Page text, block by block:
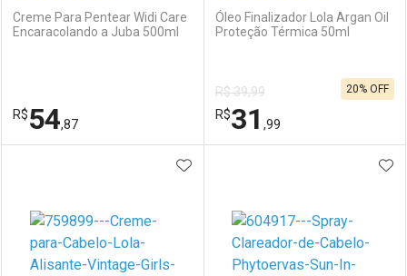
Comprar sem Desconto
Por R$ 27,43/cada
Por R$ 27,43/cada
Comprar sem Desconto
Por R$ 28,99/cada
Comprar sem Desconto
Por R$ 28,99/cada
Creme Para Pentear Widi Care
Encaracolando a Juba 500ml
R$54,87
Laboratório
Por Menos
Óleo Finalizador Lola Argan Oil
Proteção Térmica 50ml
R$ 39,99
R$31 ,99
20% OFF
Laboratório
Por Menos
ADICIONAR AOS FAVORITOS